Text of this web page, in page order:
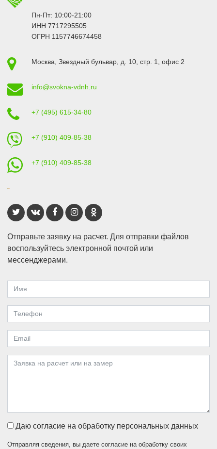
Пн-Пт: 10:00-21:00
ИНН 7717295505
ОГРН 1157746674458
Москва Звездный бульвар, д. 10, стр. 1 , офис 2
info@svokna-vdnh.ru
+7 (495) 615-34-80
+7 (910) 409-85-38
+7 (910) 409-85-38
Отправьте заявку на расчет. Для отправки файлов
воспользуйтесь электронной почтой или
мессенджерами.
Даю согласие на обработку персональных данных
Отправляя сведения, вы даете согласие на обработку своих